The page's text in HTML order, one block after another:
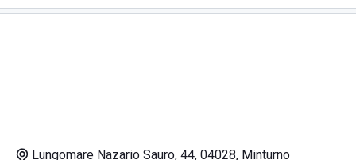
affascinante e misterioso, ma anche per le belle spiagge
Lungomare Nazario Sauro, 44, 04028, Minturno